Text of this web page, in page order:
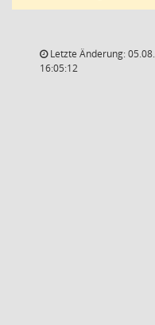
Letzte Änderung:
16:05:12